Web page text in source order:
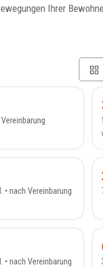
Ihrer
- 410_4
• nach Vereinbarung
- 410_2
• nach Vereinbarung